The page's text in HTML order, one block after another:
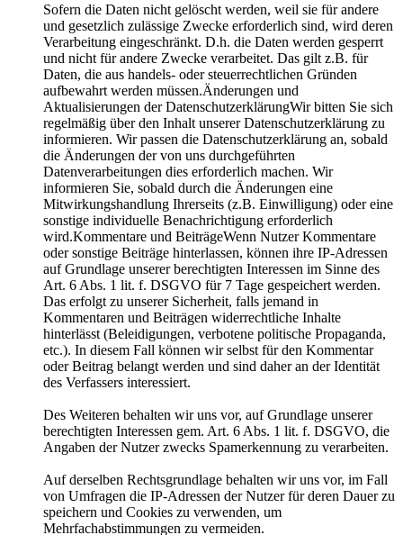
Sofern die Daten nicht gelöscht werden, weil sie für andere
und gesetzlich zulässige Zwecke erforderlich sind, wird deren
Verarbeitung eingeschränkt. D.h. die Daten werden gesperrt
und nicht für andere Zwecke verarbeitet. Das gilt z.B. für
Daten, die aus handels- oder steuerrechtlichen Gründen
aufbewahrt werden müssen.Änderungen und
Aktualisierungen der DatenschutzerklärungWir bitten Sie sich
regelmäßig über den Inhalt unserer Datenschutzerklärung zu
informieren. Wir passen die Datenschutzerklärung an, sobald
die Änderungen der von uns durchgeführten
Datenverarbeitungen dies erforderlich machen. Wir
informieren Sie, sobald durch die Änderungen eine
Mitwirkungshandlung Ihrerseits (z.B. Einwilligung) oder eine
sonstige individuelle Benachrichtigung erforderlich
wird.Kommentare und BeiträgeWenn Nutzer Kommentare
oder sonstige Beiträge hinterlassen, können ihre IP-Adressen
auf Grundlage unserer berechtigten Interessen im Sinne des
Art. 6 Abs. 1 lit. f. DSGVO für 7 Tage gespeichert werden.
Das erfolgt zu unserer Sicherheit, falls jemand in
Kommentaren und Beiträgen widerrechtliche Inhalte
hinterlässt (Beleidigungen, verbotene politische Propaganda,
etc.). In diesem Fall können wir selbst für den Kommentar
oder Beitrag belangt werden und sind daher an der Identität
des Verfassers interessiert.
Des Weiteren behalten wir uns vor, auf Grundlage unserer
berechtigten Interessen gem. Art. 6 Abs. 1 lit. f. DSGVO, die
Angaben der Nutzer zwecks Spamerkennung zu verarbeiten.
Auf derselben Rechtsgrundlage behalten wir uns vor, im Fall
von Umfragen die IP-Adressen der Nutzer für deren Dauer zu
speichern und Cookies zu verwenden, um
Mehrfachabstimmungen zu vermeiden.